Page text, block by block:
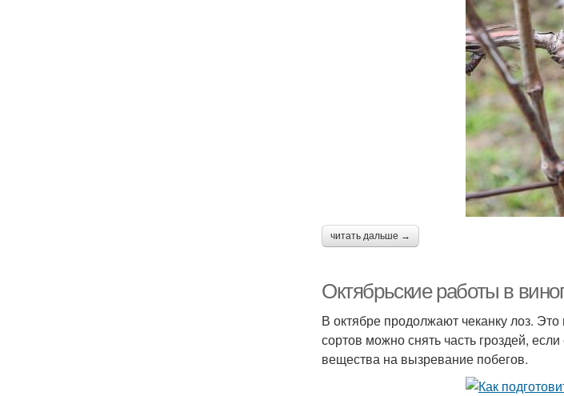
читать дальше →
Октябрьские работы в
В октябре продолжают чеканку лоз.
сортов можно снять часть гроздей,
вещества на вызревание побегов.